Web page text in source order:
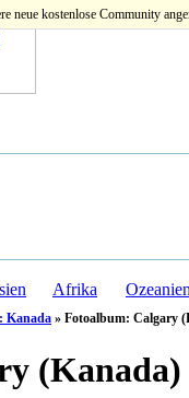
neue kostenlose Community
Afrika
Kanada » Fotoalbum: Calgary
(Kanada)